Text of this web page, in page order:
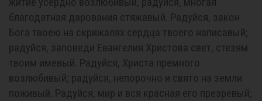
благодатная дарования стяжавый. Радуйся, закон
Бога твоею на скрижалях сердца твоего написавый;
радуйся, заповеди Евангелия Христова свет, стезям
твоим имевый. Радуйся, Христа премного
возлюбивый; радуйся, непорочно и свято на земли
поживый. Радуйся, мир и вся красная его презревый;